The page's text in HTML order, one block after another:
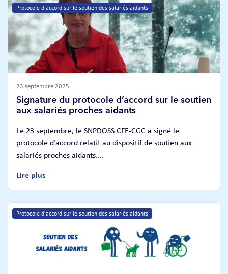
Protocole d'accord sur le soutien des salariés aidants
23 septembre 2025
Signature du protocole d’accord sur le soutien
aux salariés proches aidants
Le 23 septembre, le SNPDOSS CFE-CGC a signé le
protocole d’accord relatif au dispositif de soutien aux
salariés proches aidants....
Lire plus
Protocole d'accord sur le soutien des salariés aidants